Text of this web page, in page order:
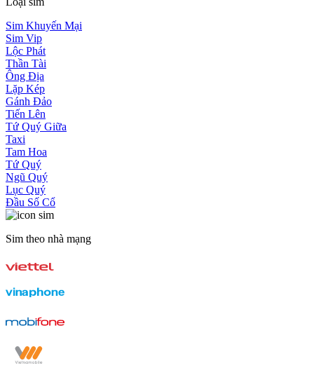
Sim Khuyến Mại
Sim Vip
Lộc Phát
Thần Tài
Ông Địa
Lặp Kép
Gánh Đảo
Tiến Lên
Tứ Quý Giữa
Taxi
Tam Hoa
Tứ Quý
Ngũ Quý
Lục Quý
Đầu Số Cổ
Sim theo nhà mạng